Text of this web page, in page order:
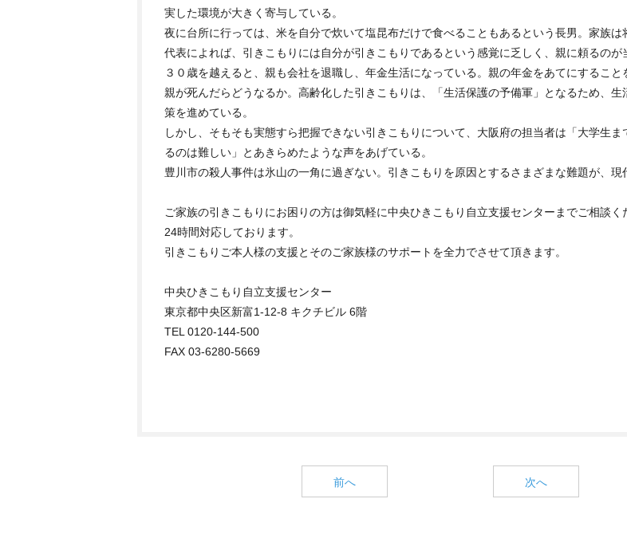
実した環境が大きく寄与している。
夜に台所に行っては、米を自分で炊いて塩昆布だけで食べることもあるという長男。家族は
代表によれば、引きこもりには自分が引きこもりであるという感覚に乏しく、親に頼るのが
３０歳を越えると、親も会社を退職し、年金生活になっている。親の年金をあてにすること
親が死んだらどうなるか。高齢化した引きこもりは、「生活保護の予備軍」となるため、
策を進めている。
しかし、そもそも実態すら把握できない引きこもりについて、大阪府の担当者は「大学生
るのは難しい」とあきらめたような声をあげている。
豊川市の殺人事件は氷山の一角に過ぎない。引きこもりを原因とするさまざまな難題が、現
ご家族の引きこもりにお困りの方は御気軽に中央ひきこもり自立支援センターまでご相談く
24時間対応しております。
引きこもりご本人様の支援とそのご家族様のサポートを全力でさせて頂きます。
中央ひきこもり自立支援センター
東京都中央区新富1-12-8 キクチビル 6階
TEL 0120-144-500
FAX 03-6280-5669
前へ 次へ